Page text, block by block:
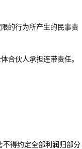
的行为所产生的民事责
合伙人承担连带责任。
得约定全部利润归部分